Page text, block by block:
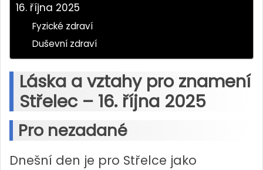
16. října 2025
Fyzické zdraví
Duševní zdraví
Láska a vztahy pro znamení
Střelec – 16. října 2025
Pro nezadané
Dnešní den je pro Střelce jako